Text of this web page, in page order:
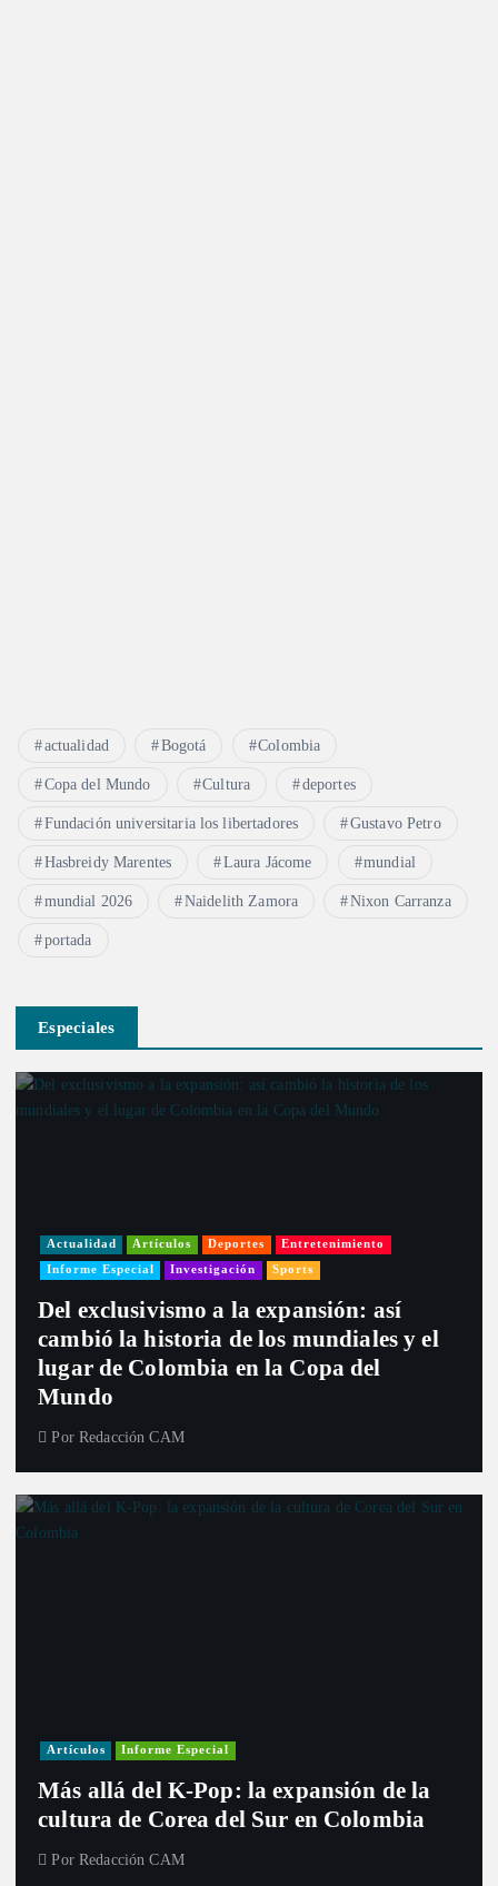
actualidad Bogotá Colombia
Copa del Mundo Cultura deportes
Fundación universitaria los libertadores Gustavo Petro
Hasbreidy Marentes Laura Jácome mundial
mundial 2026 Naidelith Zamora Nixon Carranza
portada
Especiales
Actualidad Artículos Deportes Entretenimiento
Informe Especial Investigación Sports
Del exclusivismo a la expansión: así
cambió la historia de los mundiales y el
lugar de Colombia en la Copa del
Mundo
Por Redacción CAM
Artículos Informe Especial
Más allá del K-Pop: la expansión de la
cultura de Corea del Sur en Colombia
Por Redacción CAM